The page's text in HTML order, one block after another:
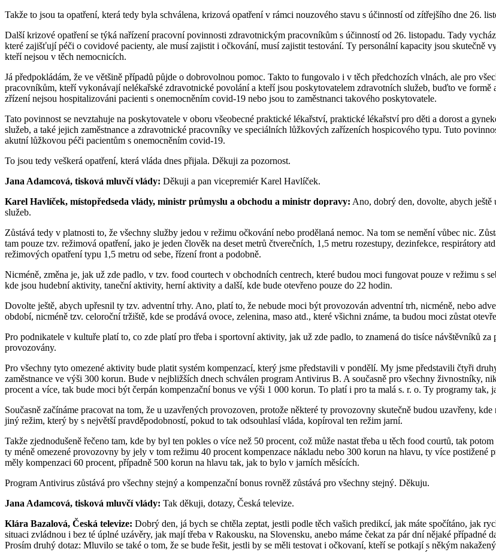
Takže to jsou ta opatření, která tedy byla schválena, krizová opatření v rámci nouzového stavu s účinností od zítřejšího dne 26.
Další krizové opatření se týká nařízení pracovní povinnosti zdravotnickým pracovníkům s účinností od 26. listopadu. Tady
které zajišťují péči o covidové pacienty, ale musí zajistit i očkování, musí zajistit testování. Ty personální kapacity jsou skutečně
kteří nejsou v těch nemocnicích.
Já předpokládám, že ve většině případů půjde o dobrovolnou pomoc. Takto to fungovalo i v těch předchozích vlnách, ale pro
pracovníkům, kteří vykonávají nelékařské zdravotnické povolání a kteří jsou poskytovatelem zdravotních služeb, buďto ve
zřízení nejsou hospitalizováni pacienti s onemocněním covid-19 nebo jsou to zaměstnanci takového poskytovatele.
Tato povinnost se nevztahuje na poskytovatele v oboru všeobecné praktické lékařství, praktické lékařství pro děti a dorost a
služeb, a také jejich zaměstnance a zdravotnické pracovníky ve speciálních lůžkových zařízeních hospicového typu. Tuto
akutní lůžkovou péči pacientům s onemocněním covid-19.
To jsou tedy veškerá opatření, která vláda dnes přijala. Děkuji za pozornost.
Jana Adamcová, tisková mluvčí vlády: Děkuji a pan vicepremiér Karel Havlíček.
Karel Havlíček, místopředseda vlády, ministr průmyslu a obchodu a ministr dopravy: Ano, dobrý den, dovolte, abych ještě
služeb.
Zůstává tedy v platnosti to, že všechny služby jedou v režimu očkování nebo prodělaná nemoc. Na tom se nemění vůbec nic.
tam pouze tzv. režimová opatření, jako je jeden člověk na deset metrů čtverečních, 1,5 metru rozestupy, dezinfekce, respirátory
režimových opatření typu 1,5 metru od sebe, řízení front a podobně.
Nicméně, změna je, jak už zde padlo, v tzv. food courtech v obchodních centrech, které budou moci fungovat pouze v režimu s
kde jsou hudební aktivity, taneční aktivity, herní aktivity a další, kde bude otevřeno pouze do 22 hodin.
Dovolte ještě, abych upřesnil ty tzv. adventní trhy. Ano, platí to, že nebude moci být provozován adventní trh, nicméně, nebo
období, nicméně tzv. celoroční tržiště, kde se prodává ovoce, zelenina, maso atd., které všichni známe, ta budou moci zůstat
Pro podnikatele v kultuře platí to, co zde platí pro třeba i sportovní aktivity, jak už zde padlo, to znamená do tisíce návštěvníků
provozovány.
Pro všechny tyto omezené aktivity bude platit systém kompenzací, který jsme představili v pondělí. My jsme představili čtyři
zaměstnance ve výši 300 korun. Bude v nejbližších dnech schválen program Antivirus B. A současně pro všechny živnostníky,
procent a více, tak bude moci být čerpán kompenzační bonus ve výši 1 000 korun. To platí i pro ta malá s. r. o. Ty programy tak,
Současně začínáme pracovat na tom, že u uzavřených provozoven, protože některé ty provozovny skutečně budou uzavřeny,
jiný režim, který by s největší pravděpodobností, pokud to tak odsouhlasí vláda, kopíroval ten režim jarní.
Takže zjednodušeně řečeno tam, kde by byl ten pokles o více než 50 procent, což může nastat třeba u těch food courtů, tak
ty méně omezené provozovny by jely v tom režimu 40 procent kompenzace nákladu nebo 300 korun na hlavu, ty více postižené
měly kompenzaci 60 procent, případně 500 korun na hlavu tak, jak to bylo v jarních měsících.
Program Antivirus zůstává pro všechny stejný a kompenzační bonus rovněž zůstává pro všechny stejný. Děkuju.
Jana Adamcová, tisková mluvčí vlády: Tak děkuji, dotazy, Česká televize.
Klára Bazalová, Česká televize: Dobrý den, já bych se chtěla zeptat, jestli podle těch vašich predikcí, jak máte spočítáno, jak
situaci zvládnou i bez té úplné uzávěry, jak mají třeba v Rakousku, na Slovensku, anebo máme čekat za pár dní nějaké případné
Prosím druhý dotaz: Mluvilo se také o tom, že se bude řešit, jestli by se měli testovat i očkovaní, kteří se potkají s někým